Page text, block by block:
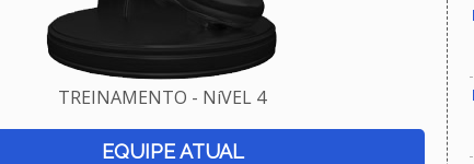
TREINAMENTO - NíVEL 4
EQUIPE ATUAL